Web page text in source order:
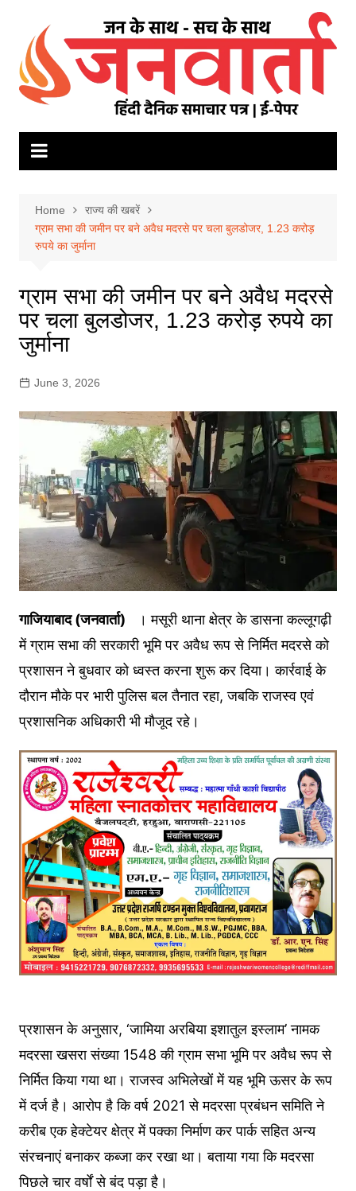
content
Home
राज्य की खबरें
ग्राम सभा की जमीन पर बने अवैध मदरसे पर चला बुलडोजर, 1.23 करोड़
रुपये का जुर्माना
ग्राम सभा की जमीन पर बने अवैध मदरसे
पर चला बुलडोजर, 1.23 करोड़ रुपये का
जुर्माना
June 3, 2026
गाजियाबाद (जनवार्ता) । मसूरी थाना क्षेत्र के डासना कल्लूगढ़ी
में ग्राम सभा की सरकारी भूमि पर अवैध रूप से निर्मित मदरसे को
प्रशासन ने बुधवार को ध्वस्त करना शुरू कर दिया। कार्रवाई के
दौरान मौके पर भारी पुलिस बल तैनात रहा, जबकि राजस्व एवं
प्रशासनिक अधिकारी भी मौजूद रहे।
प्रशासन के अनुसार, ‘जामिया अरबिया इशातुल इस्लाम’ नामक
मदरसा खसरा संख्या 1548 की ग्राम सभा भूमि पर अवैध रूप से
निर्मित किया गया था। राजस्व अभिलेखों में यह भूमि ऊसर के रूप
में दर्ज है। आरोप है कि वर्ष 2021 से मदरसा प्रबंधन समिति ने
करीब एक हेक्टेयर क्षेत्र में पक्का निर्माण कर पार्क सहित अन्य
संरचनाएं बनाकर कब्जा कर रखा था। बताया गया कि मदरसा
पिछले चार वर्षों से बंद पड़ा है।